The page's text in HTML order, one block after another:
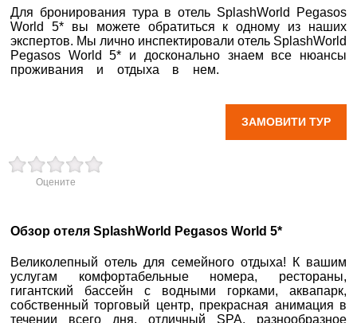
kyiv@aventour.ua
Пн. - Пт. 9:00 - 18:00
Сб 10:00 - 15:00
+38 (093) 180-32-43
0800 33 01 80
dp_city@aventour.ua
Пн. - Пт. 9:00 - 18:00
Сб 10:00 - 15:00
НАЙКРАЩІ ПРОПОЗИЦІЇ
ВАКАНСІЇ
Для бронирования тура в отель SplashWorld Pegasos
World 5* вы можете обратиться к одному из наших
экспертов. Мы лично инспектировали отель SplashWorld
Pegasos World 5* и досконально знаем все нюансы
проживания и отдыха в нем.
ЗАМОВИТИ ТУР
Оцените
Обзор отеля SplashWorld Pegasos World 5*
Великолепный отель для семейного отдыха! К вашим
услугам комфортабельные номера, рестораны,
гигантский бассейн с водными горками, аквапарк,
собственный торговый центр, прекрасная анимация в
течении всего дня, отличный SPA, разнообразное